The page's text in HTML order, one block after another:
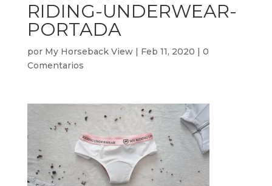
RIDING-UNDERWEAR-
PORTADA
por My Horseback View| Feb 11, 2020 | 0
Comentarios